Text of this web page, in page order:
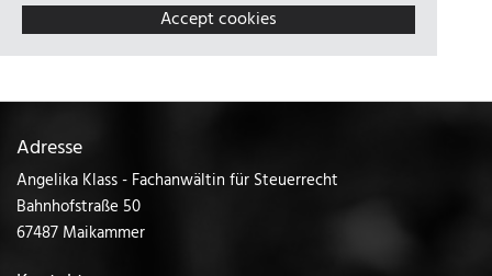
Accept cookies
Adresse
Angelika Klass - Fachanwältin für Steuerrecht
Bahnhofstraße 50
67487 Maikammer